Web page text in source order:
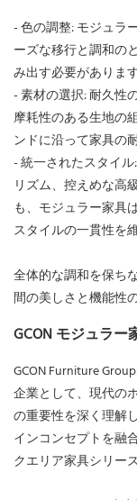
- 色の調整: モジュラ
ーズな移行と調和の
み出す必要があります
- 素材の選択: 耐久性
摩耗性のある生地の
ンドに沿って家具の
- 統一されたスタイ
リズム、控えめな高
も、モジュラー家具
スタイルの一貫性を
全体的な調和を保ち
間の美しさと機能性
GCON モジュラー
GCON Furniture Group
企業として、現代の
の重要性を深く理解
インコンセプトを融
クエリア家具シリー